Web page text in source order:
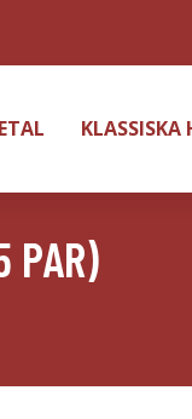
KLASSISKA
PAR)